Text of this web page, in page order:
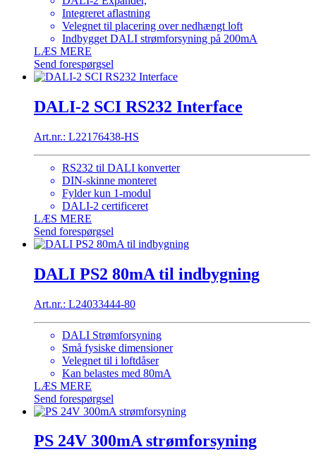
Integreret aflastning
Velegnet til placering over nedhængt loft
Indbygget DALI strømforsyning på 200mA
LÆS MERE
Send forespørgsel
DALI-2 SCI RS232 Interface
Art.nr.: L22176438-HS
RS232 til DALI konverter
DIN-skinne monteret
Fylder kun 1-modul
DALI-2 certificeret
LÆS MERE
Send forespørgsel
DALI PS2 80mA til indbygning
Art.nr.: L24033444-80
DALI Strømforsyning
Små fysiske dimensioner
Velegnet til i loftdåser
Kan belastes med 80mA
LÆS MERE
Send forespørgsel
PS 24V 300mA strømforsyning